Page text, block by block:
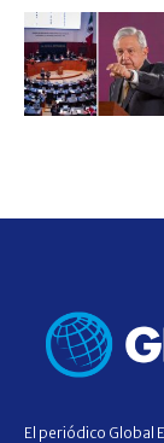
El periódico Global